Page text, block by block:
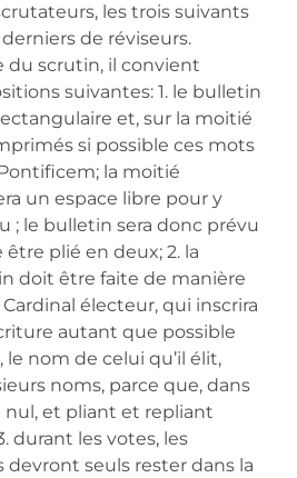
les trois suivants
de réviseurs.
du scrutin, il convient
suivantes: 1. le bulletin
et, sur la moitié
si possible ces mots
la moitié
un espace libre pour y
; le bulletin sera donc prévu
être plié en deux; 2. la
doit être faite de manière
électeur, qui inscrira
autant que possible
le nom de celui qu’il élit,
noms, parce que, dans
nul, et pliant et repliant
durant les votes, les
devront seuls rester dans la